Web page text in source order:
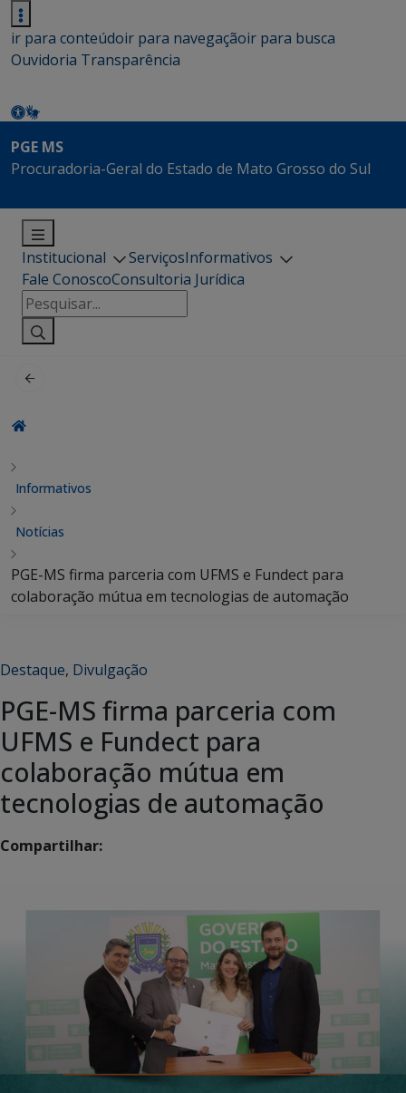
ir para conteúdoir para navegaçãoir para busca
Ouvidoria Transparência
PGE MS
Procuradoria-Geral do Estado de Mato Grosso do Sul
Institucional ServiçosInformativos
Fale ConoscoConsultoria Jurídica
Pesquisar
por:
Informativos
Notícias
PGE-MS firma parceria com UFMS e Fundect para
colaboração mútua em tecnologias de automação
Destaque, Divulgação
PGE-MS firma parceria com
UFMS e Fundect para
colaboração mútua em
tecnologias de automação
Compartilhar: